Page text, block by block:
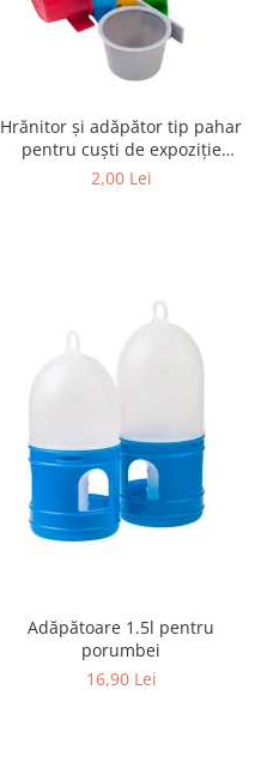
Hrănitor și adăpător tip pahar
pentru cuști de expoziție
diverse culori
2,00 Lei
Adăpătoare 1.5l pentru
porumbei
16,90 Lei